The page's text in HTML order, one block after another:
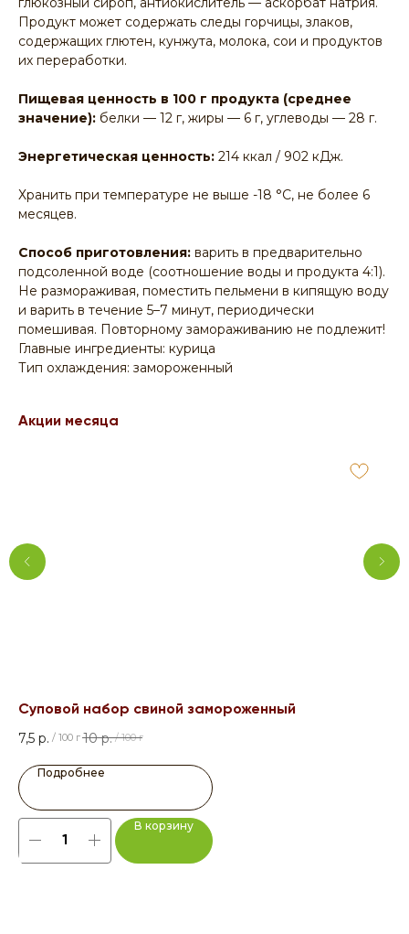
Продукт может содержать следы горчицы, злаков,
содержащих глютен, кунжута, молока, сои и продуктов
их переработки.
Пищевая ценность в 100 г продукта (среднее
значение): белки — 12 г, жиры — 6 г, углеводы — 28 г.
Энергетическая ценность: 214 ккал / 902 кДж.
Хранить при температуре не выше -18 °C, не более 6
месяцев.
Способ приготовления: варить в предварительно
подсоленной воде (соотношение воды и продукта 4:1).
Не размораживая, поместить пельмени в кипящую воду
и варить в течение 5–7 минут, периодически
помешивая. Повторному замораживанию не подлежит!
Главные ингредиенты: курица
Тип охлаждения: замороженный
Акции месяца
Суповой набор свиной замороженный
7,5 р. / 100 г 10 р. / 100 г
Подробнее
В корзину